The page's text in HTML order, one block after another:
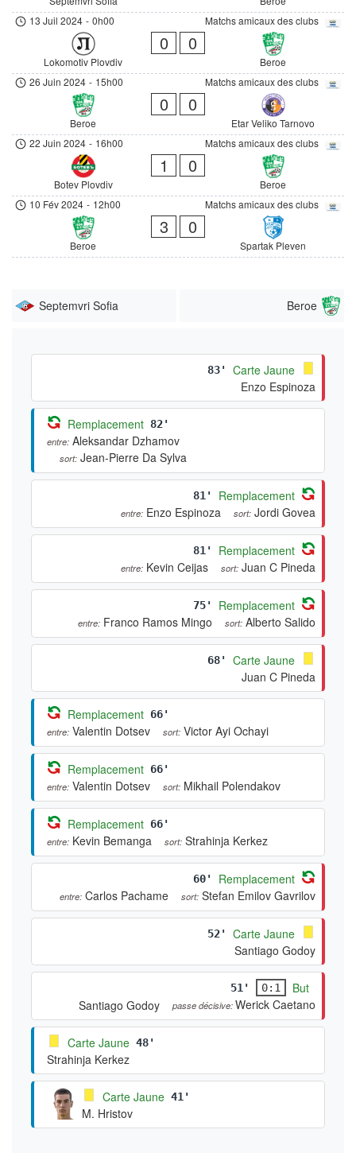
Matchs amicaux des clubs
13 Juil 2024 - 0h00
Lokomotiv Plovdiv
0 0
Beroe
Matchs amicaux des clubs
26 Juin 2024 - 15h00
Beroe
0 0
Etar Veliko Tarnovo
Matchs amicaux des clubs
22 Juin 2024 - 16h00
Botev Plovdiv
1 0
Beroe
Matchs amicaux des clubs
10 Fév 2024 - 12h00
Beroe
3 0
Spartak Pleven
Septemvri Sofia Beroe
83'
Carte Jaune
Enzo Espinoza
Remplacement 82'
entre: Aleksandar Dzhamov
sort: Jean-Pierre Da Sylva
81' Remplacement
entre: Enzo Espinoza sort: Jordi Govea
81' Remplacement
entre: Kevin Ceijas sort: Juan C Pineda
75' Remplacement
entre: Franco Ramos Mingo sort: Alberto Salido
68'
Carte Jaune
Juan C Pineda
Remplacement 66'
entre: Valentin Dotsev sort: Victor Ayi Ochayi
Remplacement 66'
entre: Valentin Dotsev sort: Mikhail Polendakov
Remplacement 66'
entre: Kevin Bemanga sort: Strahinja Kerkez
60' Remplacement
entre: Carlos Pachame sort: Stefan Emilov Gavrilov
52'
Carte Jaune
Santiago Godoy
51' 0:1
But
Santiago Godoy
passe décisive:Werick Caetano
Carte Jaune 48'
Strahinja Kerkez
Carte Jaune 41'
M. Hristov